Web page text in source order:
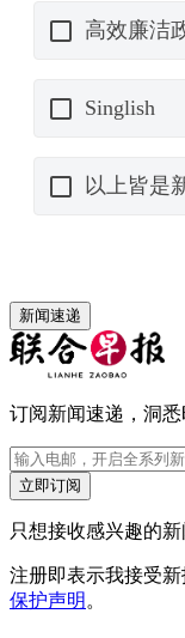
新闻速递
订阅新闻速递，洞悉
立即订阅
只想接收感兴趣的
注册即表示我接受
保护声明 。